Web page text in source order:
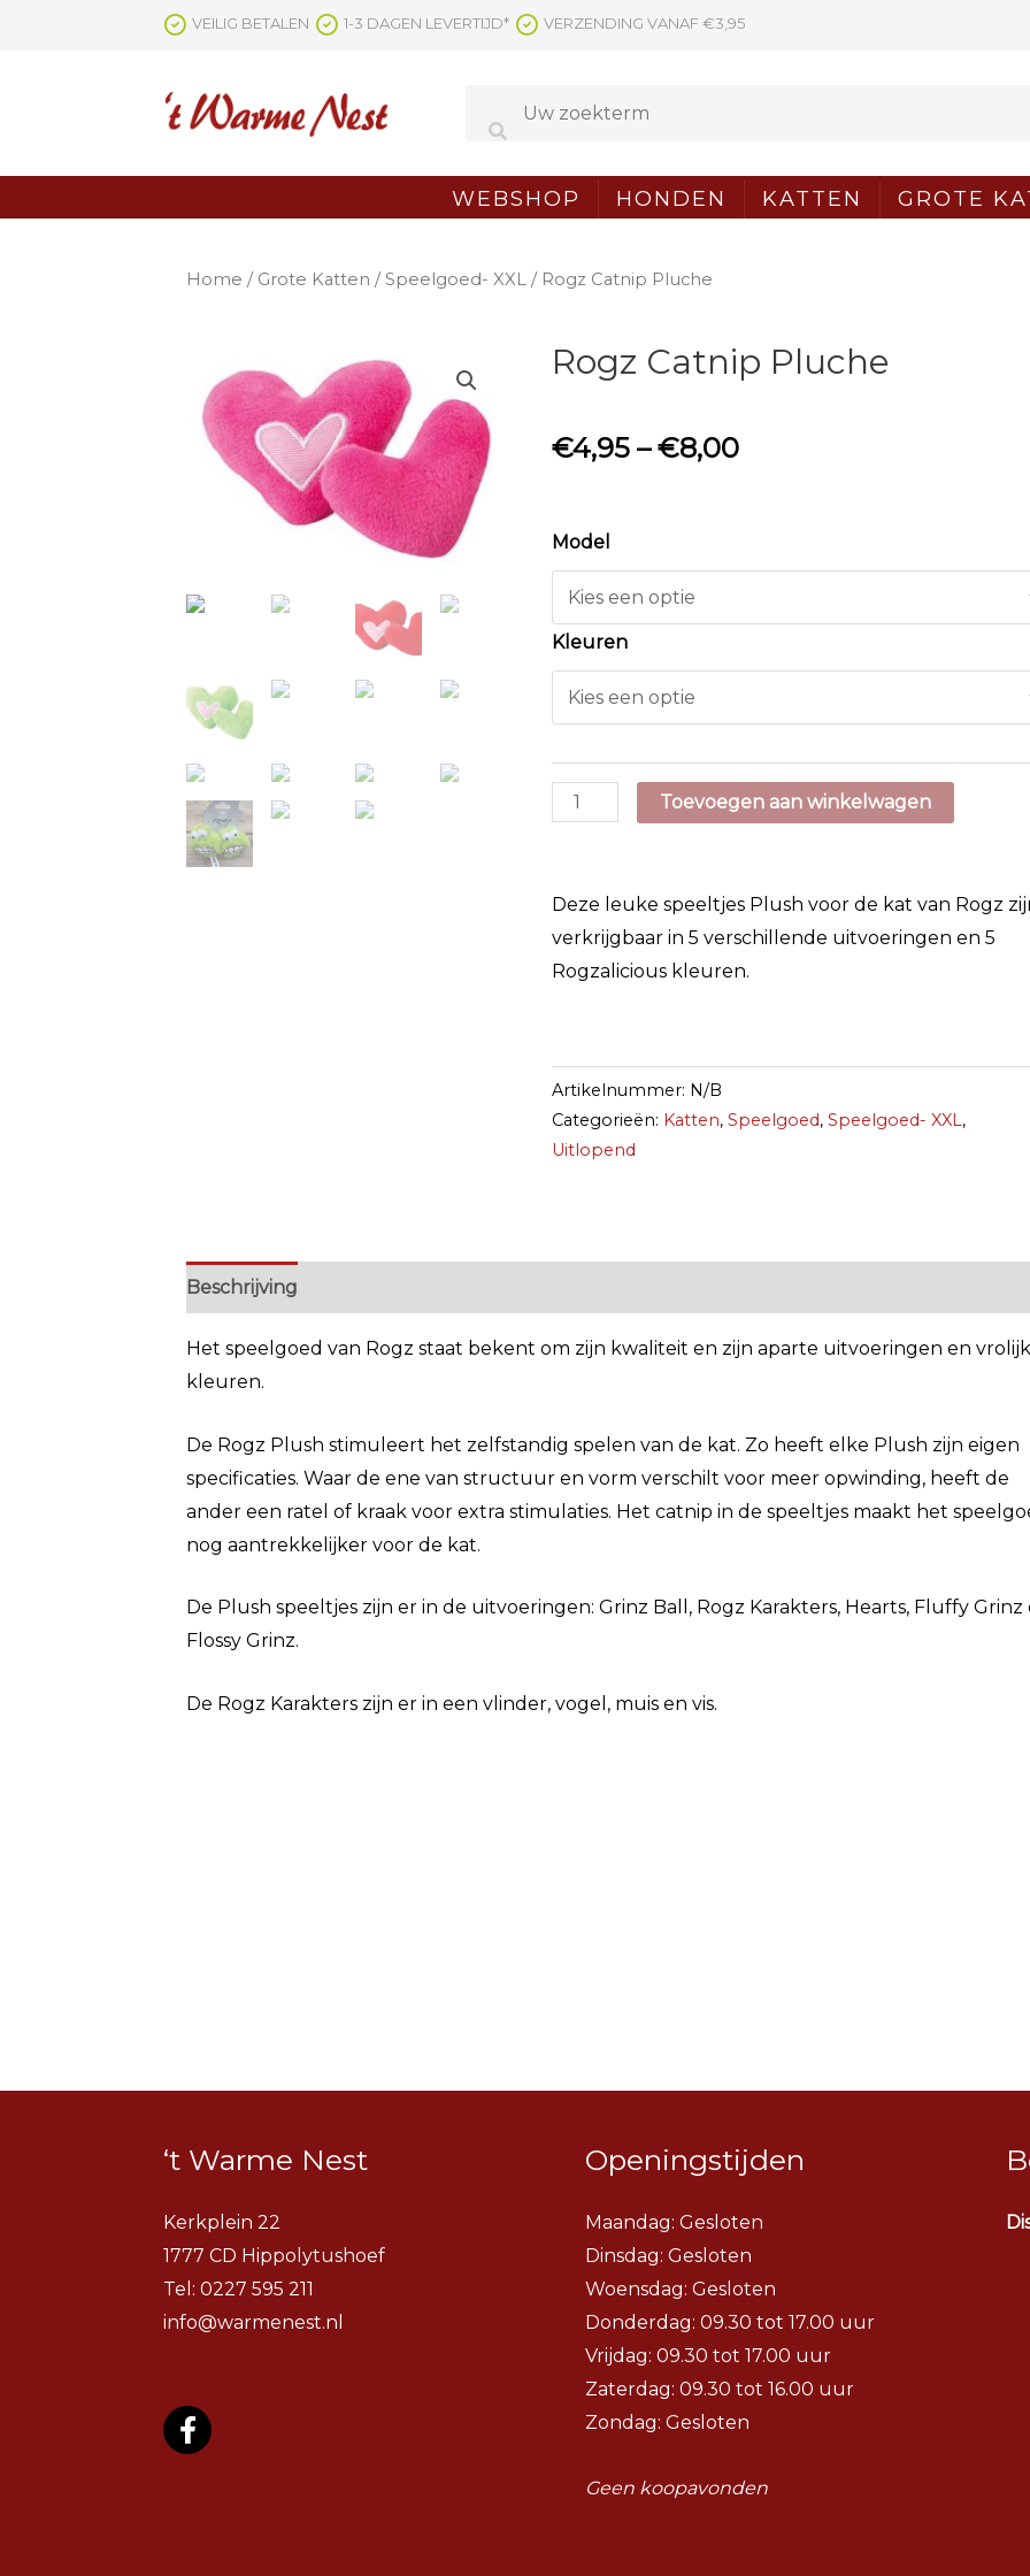
VEILIG BETALEN 1-3 DAGEN LEVERTIJD* VERZENDING VANAF €3,95
WEBSHOP HONDEN KATTEN GROTE
Home / Grote Katten /Speelgoed- XXL / Rogz Catnip Pluche
Rogz Catnip Pluche
€4,95 –€8,00
Model
Kleuren
Rogz
aantal
Toevoegen aan winkelwagen
Deze leuke speeltjes Plush voor de kat van Rogz
verkrijgbaar in 5 verschillende uitvoeringen en 5
Rogzalicious kleuren.
Artikelnummer: N/B
Categorieën: Katten, Speelgoed, Speelgoed- XXL,
Uitlopend
Beschrijving
Het speelgoed van Rogz staat bekent om zijn kwaliteit en zijn aparte uitvoeringen en
kleuren.
De Rogz Plush stimuleert het zelfstandig spelen van de kat. Zo heeft elke Plush zijn eigen
specificaties. Waar de ene van structuur en vorm verschilt voor meer opwinding, heeft de
ander een ratel of kraak voor extra stimulaties. Het catnip in de speeltjes maakt het
nog aantrekkelijker voor de kat.
De Plush speeltjes zijn er in de uitvoeringen: Grinz Ball, Rogz Karakters, Hearts, Fluffy Grinz
Flossy Grinz.
De Rogz Karakters zijn er in een vlinder, vogel, muis en vis.
‘t Warme Nest
Kerkplein 22
1777 CD Hippolytushoef
Tel: 0227 595 211
info@warmenest.nl
Openingstijden
Maandag: Gesloten
Dinsdag: Gesloten
Woensdag: Gesloten
Donderdag: 09.30 tot 17.00 uur
Vrijdag: 09.30 tot 17.00 uur
Zaterdag: 09.30 tot 16.00 uur
Zondag: Gesloten
Geen koopavonden